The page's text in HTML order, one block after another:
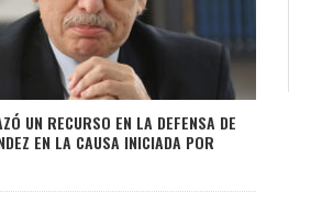
UN RECURSO EN LA DEFENSA DE
EN LA CAUSA INICIADA POR